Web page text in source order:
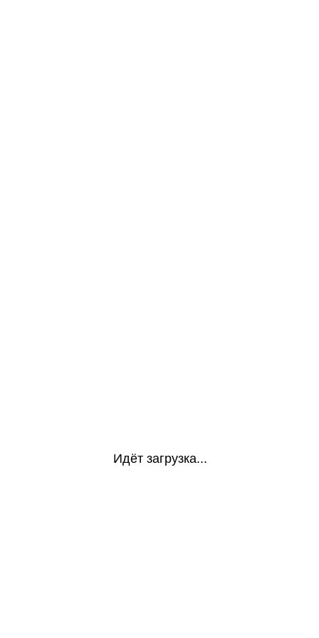
Идёт загрузка...